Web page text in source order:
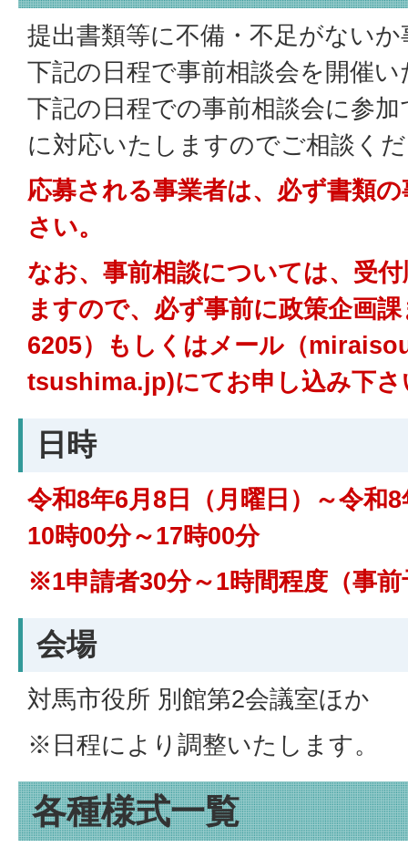
提出書類等に不備・不足がない
下記の日程で事前相談会を開催
下記の日程での事前相談会に参
に対応いたしますのでご相談く
応募される事業者は、必ず書類
さい。
なお、事前相談については、受
ますので、必ず事前に政策企画
6205）もしくはメール（
tsushima.jp)にてお申し込み下さ
日時
令和8年6月8日（月曜日）～令和
10時00分～17時00分
※1申請者30分～1時間程度（事前
会場
対馬市役所 別館第2会議室ほか
※日程により調整いたします。
各種様式一覧